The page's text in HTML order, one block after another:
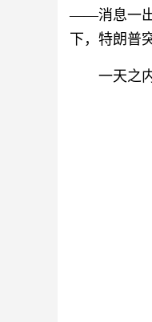
——消息一出
下，特朗普
一天之